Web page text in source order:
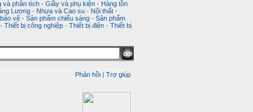
và phân tích - Giầy và phụ kiện - Hàng tồn
Lượng - Nhựa và Cao su - Nội thất -
vệ - Sản phẩm chiếu sáng - Sản phẩm
- Thiết bị công nghiệp - Thiết bị điện - Thiết bị
Phản hồi
Trợ giúp